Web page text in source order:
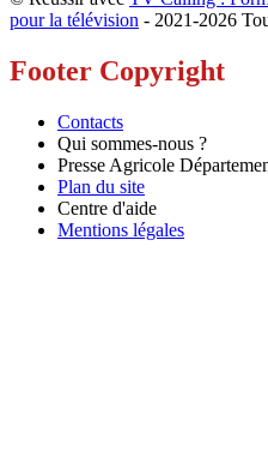
pour la télévision - 2021-2026
Footer Copyright
Contacts
Qui sommes-nous ?
Presse Agricole
Plan du site
Centre d'aide
Mentions légales